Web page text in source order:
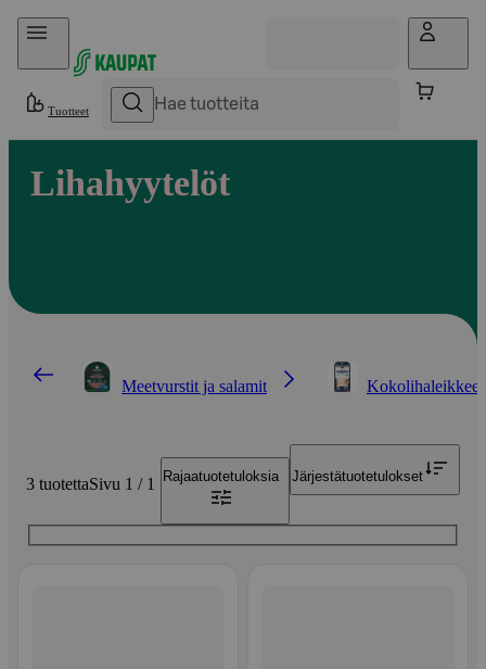
Hyppää sisältöön
Tuotteet
Lihahyytelöt
Meetvurstit ja salamit Kokolihaleikkeet
3 tuotettaSivu 1 / 1 Rajaatuotetuloksia Järjestätuotetulokset